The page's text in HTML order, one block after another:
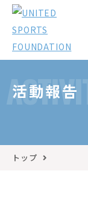
ACTIVITY
活動報告
トップ